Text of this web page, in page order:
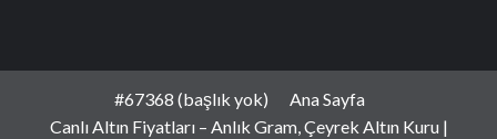
#67368 (başlık yok)
Ana Sayfa
Canlı Altın Fiyatları – Anlık Gram, Çeyrek Altın Kuru |